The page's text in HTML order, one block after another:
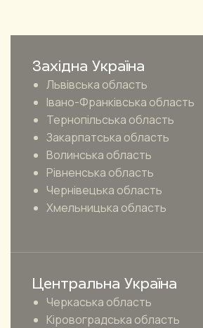
Західна Україна
Львівська область
Івано-Франківська область
Тернопільська область
Закарпатська область
Волинська область
Рівненська область
Чернівецька область
Хмельницька область
Центральна Україна
Черкаська область
Кіровоградська область